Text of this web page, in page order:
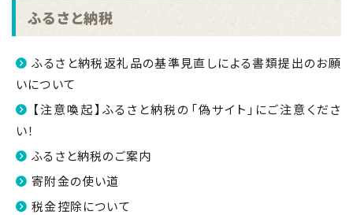
ふるさと納税
ふるさと納税返礼品の基準見直しによる書類提出のお願
いについて
【注意喚起】ふるさと納税の「偽サイト」にご注意くださ
い！
ふるさと納税のご案内
寄附金の使い道
税金控除について